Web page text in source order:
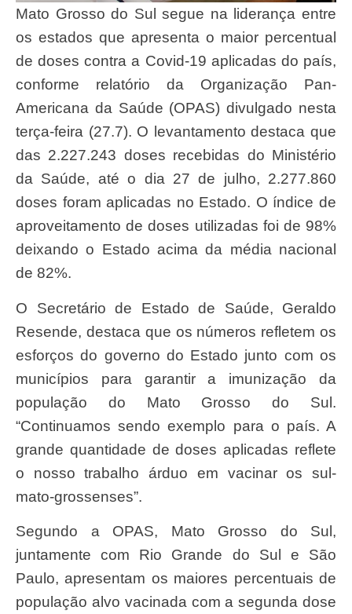
Mato Grosso do Sul segue na liderança entre
os estados que apresenta o maior percentual
de doses contra a Covid-19 aplicadas do país,
conforme relatório da Organização Pan-
Americana da Saúde (OPAS) divulgado nesta
terça-feira (27.7). O levantamento destaca que
das 2.227.243 doses recebidas do Ministério
da Saúde, até o dia 27 de julho, 2.277.860
doses foram aplicadas no Estado. O índice de
aproveitamento de doses utilizadas foi de 98%
deixando o Estado acima da média nacional
de 82%.
O Secretário de Estado de Saúde, Geraldo
Resende, destaca que os números refletem os
esforços do governo do Estado junto com os
municípios para garantir a imunização da
população do Mato Grosso do Sul.
“Continuamos sendo exemplo para o país. A
grande quantidade de doses aplicadas reflete
o nosso trabalho árduo em vacinar os sul-
mato-grossenses”.
Segundo a OPAS, Mato Grosso do Sul,
juntamente com Rio Grande do Sul e São
Paulo, apresentam os maiores percentuais de
população alvo vacinada com a segunda dose